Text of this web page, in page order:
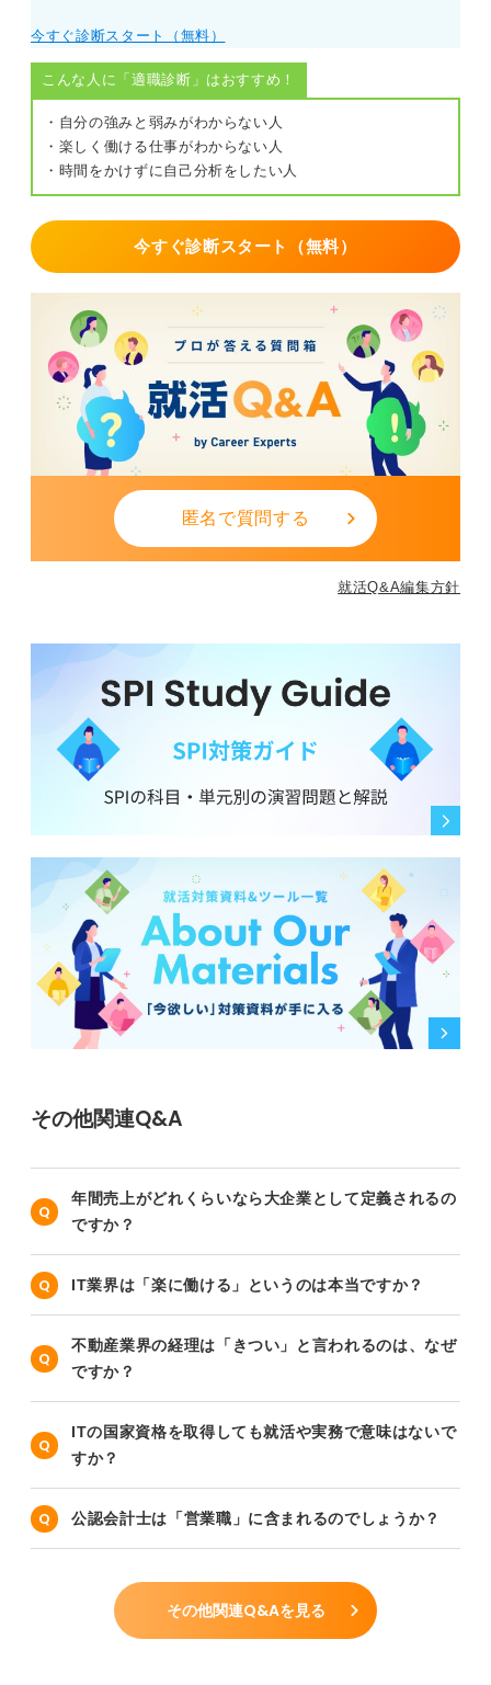
今すぐ診断スタート（無料）
こんな人に「適職診断」はおすすめ！
・自分の強みと弱みがわからない人
・楽しく働ける仕事がわからない人
・時間をかけずに自己分析をしたい人
今すぐ診断スタート（無料）
匿名で質問する
就活Q&A編集方針
その他関連Q&A
年間売上がどれくらいなら大企業として定義されるの
ですか？
IT業界は「楽に働ける」というのは本当ですか？
不動産業界の経理は「きつい」と言われるのは、なぜ
ですか？
ITの国家資格を取得しても就活や実務で意味はないで
すか？
公認会計士は「営業職」に含まれるのでしょうか？
その他関連Q&Aを見る